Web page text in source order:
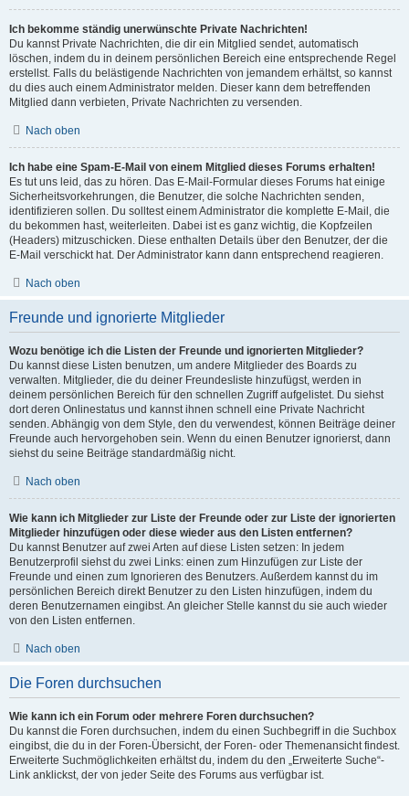
Ich bekomme ständig unerwünschte Private Nachrichten!
Du kannst Private Nachrichten, die dir ein Mitglied sendet, automatisch
löschen, indem du in deinem persönlichen Bereich eine entsprechende Regel
erstellst. Falls du belästigende Nachrichten von jemandem erhältst, so kannst
du dies auch einem Administrator melden. Dieser kann dem betreffenden
Mitglied dann verbieten, Private Nachrichten zu versenden.
Nach oben
Ich habe eine Spam-E-Mail von einem Mitglied dieses Forums erhalten!
Es tut uns leid, das zu hören. Das E-Mail-Formular dieses Forums hat einige
Sicherheitsvorkehrungen, die Benutzer, die solche Nachrichten senden,
identifizieren sollen. Du solltest einem Administrator die komplette E-Mail, die
du bekommen hast, weiterleiten. Dabei ist es ganz wichtig, die Kopfzeilen
(Headers) mitzuschicken. Diese enthalten Details über den Benutzer, der die
E-Mail verschickt hat. Der Administrator kann dann entsprechend reagieren.
Nach oben
Freunde und ignorierte Mitglieder
Wozu benötige ich die Listen der Freunde und ignorierten Mitglieder?
Du kannst diese Listen benutzen, um andere Mitglieder des Boards zu
verwalten. Mitglieder, die du deiner Freundesliste hinzufügst, werden in
deinem persönlichen Bereich für den schnellen Zugriff aufgelistet. Du siehst
dort deren Onlinestatus und kannst ihnen schnell eine Private Nachricht
senden. Abhängig von dem Style, den du verwendest, können Beiträge deiner
Freunde auch hervorgehoben sein. Wenn du einen Benutzer ignorierst, dann
siehst du seine Beiträge standardmäßig nicht.
Nach oben
Wie kann ich Mitglieder zur Liste der Freunde oder zur Liste der ignorierten
Mitglieder hinzufügen oder diese wieder aus den Listen entfernen?
Du kannst Benutzer auf zwei Arten auf diese Listen setzen: In jedem
Benutzerprofil siehst du zwei Links: einen zum Hinzufügen zur Liste der
Freunde und einen zum Ignorieren des Benutzers. Außerdem kannst du im
persönlichen Bereich direkt Benutzer zu den Listen hinzufügen, indem du
deren Benutzernamen eingibst. An gleicher Stelle kannst du sie auch wieder
von den Listen entfernen.
Nach oben
Die Foren durchsuchen
Wie kann ich ein Forum oder mehrere Foren durchsuchen?
Du kannst die Foren durchsuchen, indem du einen Suchbegriff in die Suchbox
eingibst, die du in der Foren-Übersicht, der Foren- oder Themenansicht findest.
Erweiterte Suchmöglichkeiten erhältst du, indem du den „Erweiterte Suche“-
Link anklickst, der von jeder Seite des Forums aus verfügbar ist.